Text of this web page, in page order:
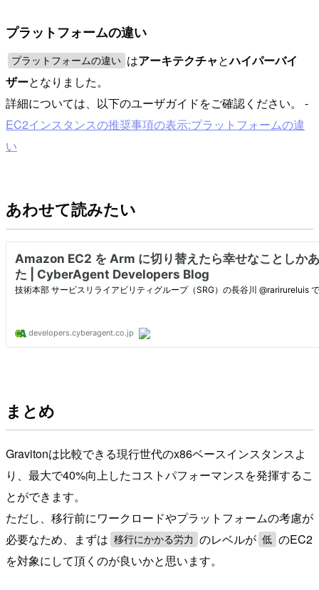
プラットフォームの違い
プラットフォームの違い はアーキテクチャとハイパーバイ
ザーとなりました。
詳細については、以下のユーザガイドをご確認ください。 -
EC2インスタンスの推奨事項の表示:プラットフォームの違
い
あわせて読みたい
まとめ
Gravitonは比較できる現行世代のx86ベースインスタンスよ
り、最大で40%向上したコストパフォーマンスを発揮するこ
とができます。
ただし、移行前にワークロードやプラットフォームの考慮が
必要なため、まずは 移行にかかる労力 のレベルが 低 のEC2
を対象にして頂くのが良いかと思います。